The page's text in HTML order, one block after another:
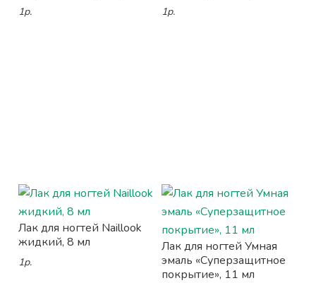
1р. 1р.
Лак для ногтей Naillook
жидкий, 8 мл
1р.
Лак для ногтей Умная
эмаль «Суперзащитное
покрытие», 11 мл